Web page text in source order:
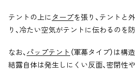
テントの上にタープを張り、テントと
り、冷たい空気がテントに伝わるのを
なお、パップテント （軍幕タイプ）は
結露自体は発生しにくい反面、密閉性